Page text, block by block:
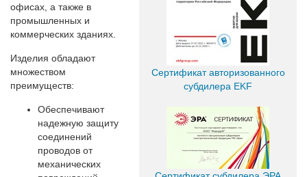
Сертификат авторизованного
субдилера EKF
офисах, а также в
промышленных и
коммерческих зданиях.
Изделия обладают
множеством
преимуществ:
Обеспечивают
надежную защиту
соединений
проводов от
механических